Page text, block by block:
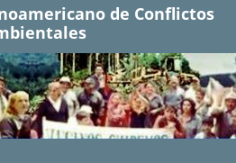
de Conflictos